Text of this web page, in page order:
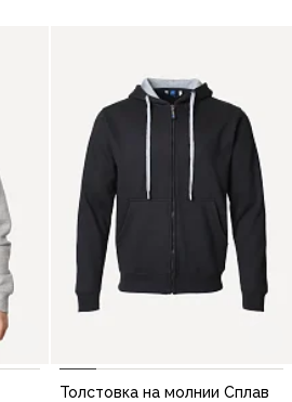
Толстовка на молнии Сплав